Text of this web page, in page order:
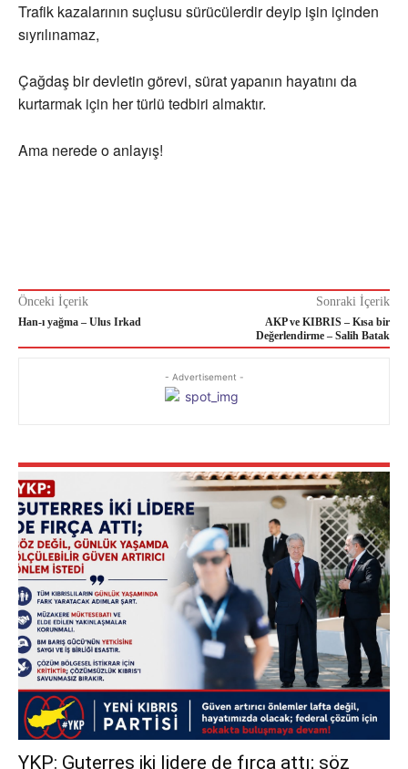
Trafik kazalarının suçlusu sürücülerdir deyip işin içinden
sıyrılınamaz,
Çağdaş bir devletin görevi, sürat yapanın hayatını da
kurtarmak için her türlü tedbiri almaktır.
Ama nerede o anlayış!
Önceki İçerik
Han-ı yağma – Ulus Irkad
Sonraki İçerik
AKP ve KIBRIS – Kısa bir
Değerlendirme – Salih Batak
- Advertisement -
YKP: Guterres iki lidere de fırça attı; söz